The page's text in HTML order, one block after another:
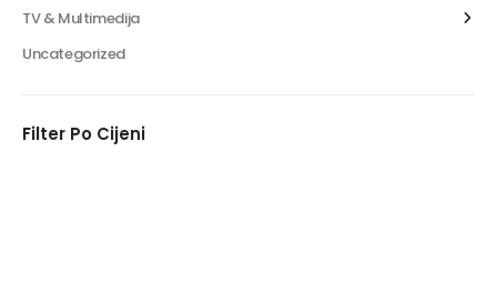
TV & Multimedija
Uncategorized
Filter Po Cijeni